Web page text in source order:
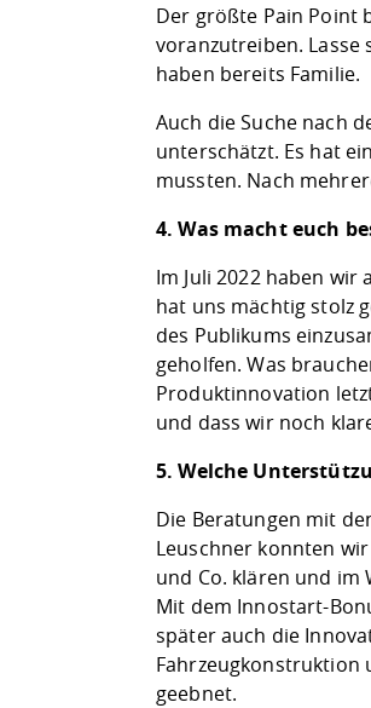
Der größte Pain Point
voranzutreiben. Lasse
haben bereits Familie.
Auch die Suche nach
unterschätzt. Es hat
mussten. Nach
4. Was macht euch
Im Juli 2022 haben
hat uns mächtig stolz
des Publikums
geholfen. Was
Produktinnovation
und dass wir noch
5. Welche
Die Beratungen mit
Leuschner konnten
und Co. klären und im
Mit dem Innostart-
später auch die
Fahrzeugkonstruktion
geebnet.